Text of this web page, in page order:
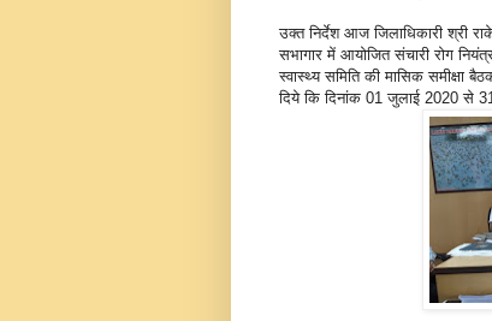
उक्त निर्देश आज जिलाधिकारी श्री
सभागार में आयोजित संचारी रोग
स्वास्थ्य समिति की मासिक समीक्षा
दिये कि दिनांक 01 जुलाई 2020 से